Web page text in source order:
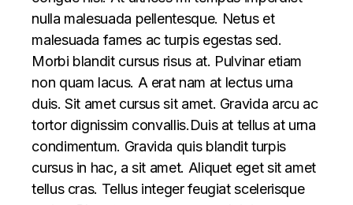
nulla malesuada pellentesque. Netus et
malesuada fames ac turpis egestas sed.
Morbi blandit cursus risus at. Pulvinar etiam
non quam lacus. A erat nam at lectus urna
duis. Sit amet cursus sit amet. Gravida arcu ac
tortor dignissim convallis.Duis at tellus at urna
condimentum. Gravida quis blandit turpis
cursus in hac, a sit amet. Aliquet eget sit amet
tellus cras. Tellus integer feugiat scelerisque